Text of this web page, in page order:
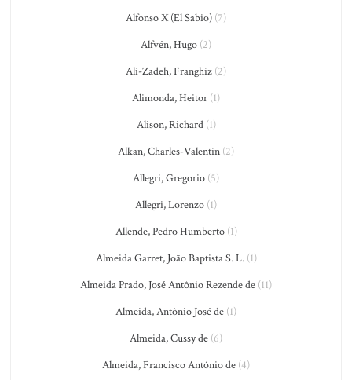
Alfonso X (El Sabio) (7)
Alfvén, Hugo (2)
Ali-Zadeh, Franghiz (2)
Alimonda, Heitor (1)
Alison, Richard(1)
Alkan, Charles-Valentin (2)
Allegri, Gregorio (5)
Allegri, Lorenzo (1)
Allende, Pedro Humberto(1)
Almeida Garret, João Baptista S. L.(1)
Almeida Prado, José Antônio Rezende de (11)
Almeida, Antônio José de (1)
Almeida, Cussy de (6)
Almeida, Francisco António de (4)